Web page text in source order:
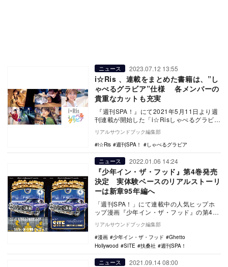
ニュース 2023.07.12 13:55
i☆Ris 、連載をまとめた書籍は、”し
ゃべるグラビア”仕様 各メンバーの
貴重なカットも充実
『週刊SPA！』にて2021年5月11日より週
刊連載が開始した「i☆Risしゃべるグラビ
ア」。本企画をまとめた書籍化が決定、9…
リアルサウンドブック編集部
i☆Ris
週刊SPA！ しゃべるグラビア
ニュース 2022.01.06 14:24
『少年イン・ザ・フッド』第4巻発売
決定 実体験ベースのリアルストーリ
ーは新章95年編へ
「週刊SPA！」にて連載中の人気ヒップホ
ップ漫画『少年イン・ザ・フッド』の第4巻
が、1月20日に発売される。 『少年イ
ン…
リアルサウンドブック編集部
漫画
少年イン・ザ・フッド
Ghetto
Hollywood
SITE 扶桑社 週刊SPA！
ニュース 2021.09.14 08:00